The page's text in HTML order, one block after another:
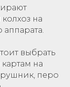
на
выбрать
на
рушник, перо